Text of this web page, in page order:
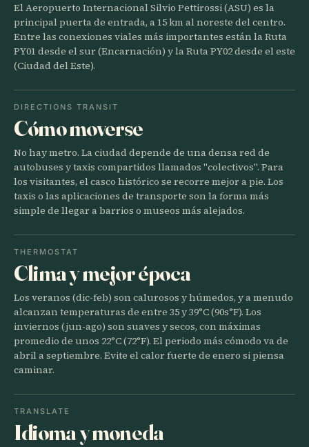
El Aeropuerto Internacional Silvio Pettirossi (ASU) es la
principal puerta de entrada, a 15 km al noreste del centro.
Entre las conexiones viales más importantes están la Ruta
PY01 desde el sur (Encarnación) y la Ruta PY02 desde el este
(Ciudad del Este).
DIRECTIONS TRANSIT
Cómo moverse
No hay metro. La ciudad depende de una densa red de
autobuses y taxis compartidos llamados "colectivos". Para
los visitantes, el casco histórico se recorre mejor a pie. Los
taxis o las aplicaciones de transporte son la forma más
simple de llegar a barrios o museos más alejados.
THERMOSTAT
Clima y mejor época
Los veranos (dic-feb) son calurosos y húmedos, y a menudo
alcanzan temperaturas de entre 35 y 39°C (90s°F). Los
inviernos (jun-ago) son suaves y secos, con máximas
promedio de unos 22°C (72°F). El periodo más cómodo va de
abril a septiembre. Evite el calor fuerte de enero si piensa
caminar.
TRANSLATE
Idioma y moneda